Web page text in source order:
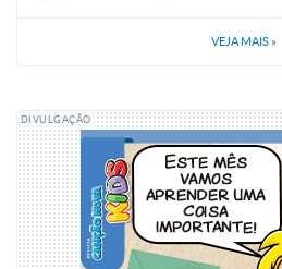
VEJA MAIS »
DIVULGAÇÃO